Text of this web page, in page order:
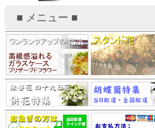
■ メニュー ■